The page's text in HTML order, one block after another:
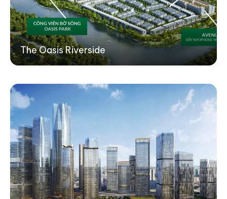
The Oasis Riverside